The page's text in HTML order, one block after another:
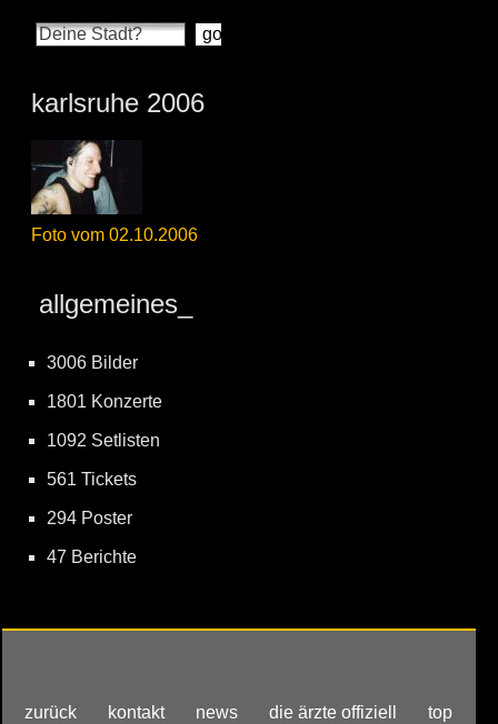
karlsruhe 2006
Foto vom 02.10.2006
allgemeines_
3006 Bilder
1801 Konzerte
1092 Setlisten
561 Tickets
294 Poster
47 Berichte
zurück kontakt news die ärzte offiziell top